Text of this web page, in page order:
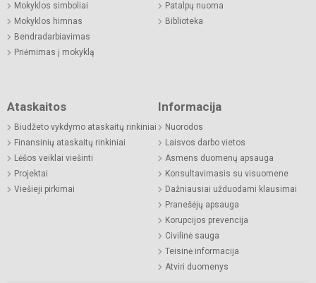
Mokyklos simboliai
Mokyklos himnas
Bendradarbiavimas
Priėmimas į mokyklą
Patalpų nuoma
Biblioteka
Ataskaitos
Biudžeto vykdymo ataskaitų rinkiniai
Finansinių ataskaitų rinkiniai
Lėšos veiklai viešinti
Projektai
Viešieji pirkimai
Informacija
Nuorodos
Laisvos darbo vietos
Asmens duomenų apsauga
Konsultavimasis su visuomene
Dažniausiai užduodami klausimai
Pranešėjų apsauga
Korupcijos prevencija
Civilinė sauga
Teisinė informacija
Atviri duomenys